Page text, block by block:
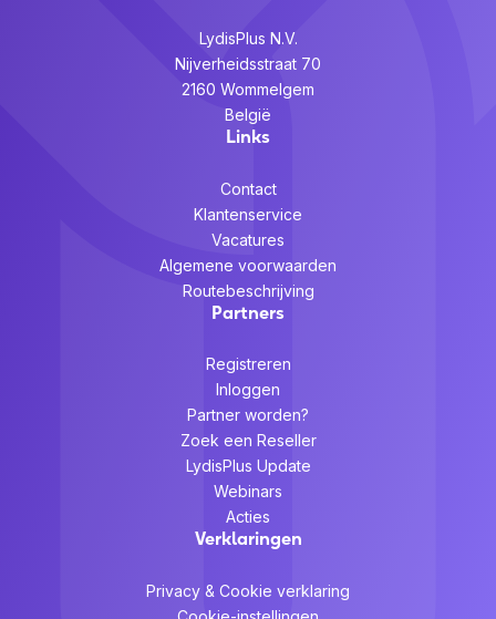
LydisPlus N.V.
Nijverheidsstraat 70
2160 Wommelgem
België
Links
Contact
Klantenservice
Vacatures
Algemene voorwaarden
Routebeschrijving
Partners
Registreren
Inloggen
Partner worden?
Zoek een Reseller
LydisPlus Update
Webinars
Acties
Verklaringen
Privacy & Cookie verklaring